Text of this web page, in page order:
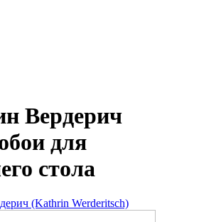
Вердерич
для
стола
(Kathrin Werderitsch)